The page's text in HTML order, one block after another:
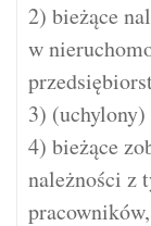
2) bieżące
w
3) (uchylony)
4) bieżące
należności z